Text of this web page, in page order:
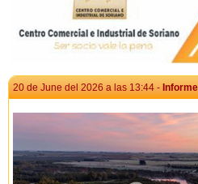
20 de June del 2026 a las 13:44 -